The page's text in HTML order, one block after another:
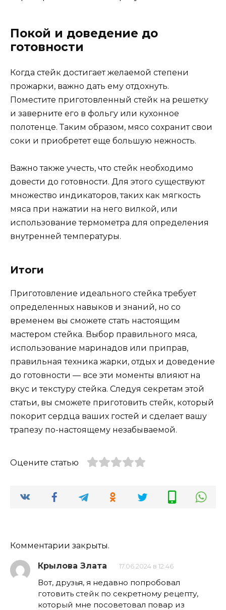
Покой и доведение до
готовности
Когда стейк достигает желаемой степени
прожарки, важно дать ему отдохнуть.
Поместите приготовленный стейк на решетку
и заверните его в фольгу или кухонное
полотенце. Таким образом, мясо сохранит свои
соки и приобретет еще большую нежность.
Важно также учесть, что стейк необходимо
довести до готовности. Для этого существуют
множество индикаторов, таких как мягкость
мяса при нажатии на него вилкой, или
использование термометра для определения
внутренней температуры.
Итоги
Приготовление идеального стейка требует
определенных навыков и знаний, но со
временем вы сможете стать настоящим
мастером стейка. Выбор правильного мяса,
использование маринадов или приправ,
правильная техника жарки, отдых и доведение
до готовности — все эти моменты влияют на
вкус и текстуру стейка. Следуя секретам этой
статьи, вы сможете приготовить стейк, который
покорит сердца ваших гостей и сделает вашу
трапезу по-настоящему незабываемой.
Оцените статью
Комментарии закрыты.
Крылова Злата 17.06.2024 в 12:46
Вот, друзья, я недавно попробовал
готовить стейк по секретному рецепту,
который мне посоветовал повар из